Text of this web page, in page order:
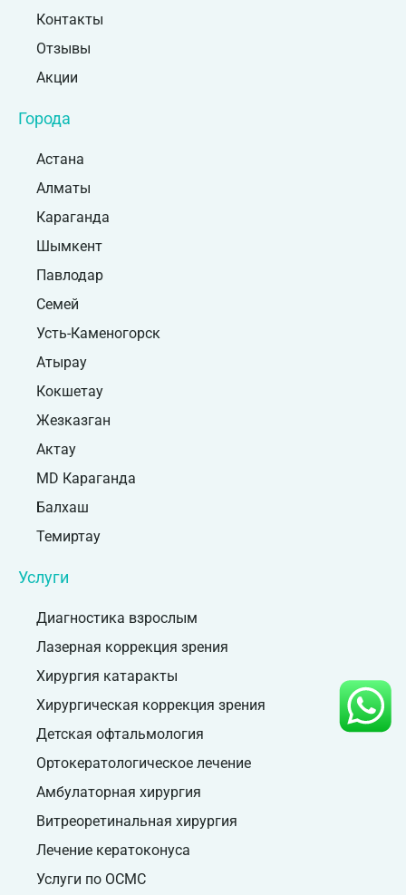
Контакты
Отзывы
Акции
Города
Астана
Алматы
Караганда
Шымкент
Павлодар
Семей
Усть-Каменогорск
Атырау
Кокшетау
Жезказган
Актау
MD Караганда
Балхаш
Темиртау
Услуги
Диагностика взрослым
Лазерная коррекция зрения
Хирургия катаракты
Хирургическая коррекция зрения
Детская офтальмология
Ортокератологическое лечение
Амбулаторная хирургия
Витреоретинальная хирургия
Лечение кератоконуса
Услуги по ОСМС